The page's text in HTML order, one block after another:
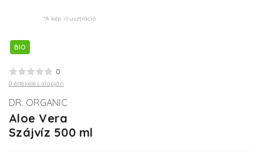
*A kép illusztráció
BIO
0
0 értékelés alapján
DR. ORGANIC
Aloe Vera
Szájvíz 500 ml